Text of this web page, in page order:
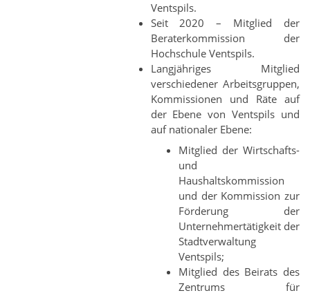
Ventspils.
Seit 2020 – Mitglied der
Beraterkommission der
Hochschule Ventspils.
Langjähriges Mitglied
verschiedener Arbeitsgruppen,
Kommissionen und Räte auf
der Ebene von Ventspils und
auf nationaler Ebene:
Mitglied der Wirtschafts-
und
Haushaltskommission
und der Kommission zur
Förderung der
Unternehmertätigkeit der
Stadtverwaltung
Ventspils;
Mitglied des Beirats des
Zentrums für